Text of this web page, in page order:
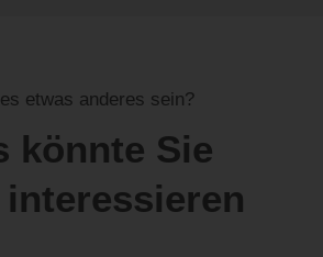
etwas anderes sein?
könnte Sie